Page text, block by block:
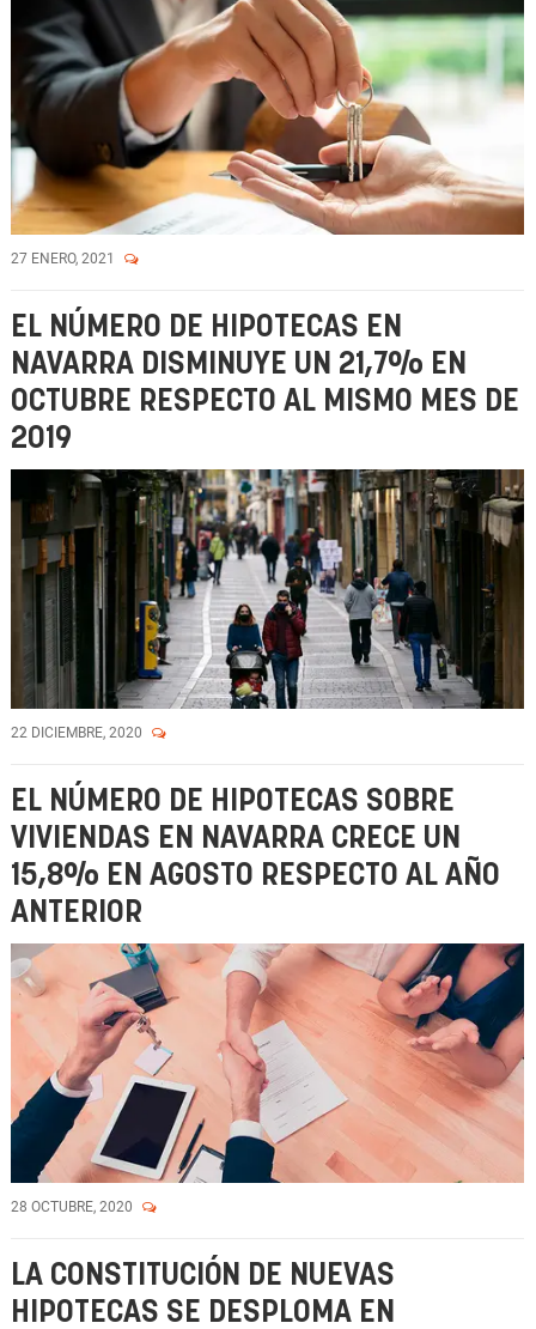
27 ENERO, 2021
EL NÚMERO DE HIPOTECAS EN
NAVARRA DISMINUYE UN 21,7% EN
OCTUBRE RESPECTO AL MISMO MES DE
2019
22 DICIEMBRE, 2020
EL NÚMERO DE HIPOTECAS SOBRE
VIVIENDAS EN NAVARRA CRECE UN
15,8% EN AGOSTO RESPECTO AL AÑO
ANTERIOR
28 OCTUBRE, 2020
LA CONSTITUCIÓN DE NUEVAS
HIPOTECAS SE DESPLOMA EN